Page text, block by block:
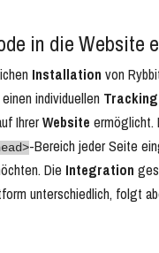
in die Website
Installation von
individuellen
IhrerWebsite ermöglicht.
-Bereich jeder Seite
Die Integration
unterschiedlich, folgt